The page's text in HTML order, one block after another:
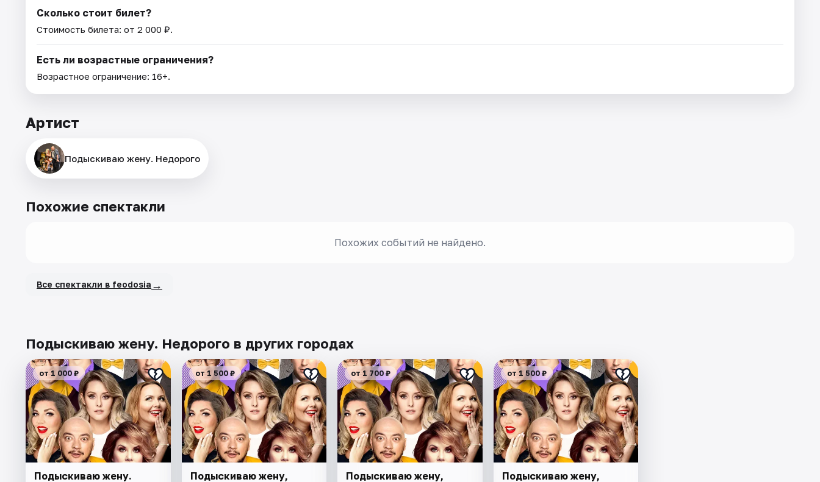
Сколько стоит билет?
Стоимость билета: от 2 000 ₽.
Есть ли возрастные ограничения?
Возрастное ограничение: 16+.
Артист
Подыскиваю жену. Недорого
Похожие спектакли
Похожих событий не найдено.
Все спектакли в feodosia →
Подыскиваю жену. Недорого в других городах
от 1 000 ₽
Подыскиваю жену.
от 1 500 ₽
Подыскиваю жену,
от 1 700 ₽
Подыскиваю жену,
от 1 500 ₽
Подыскиваю жену,